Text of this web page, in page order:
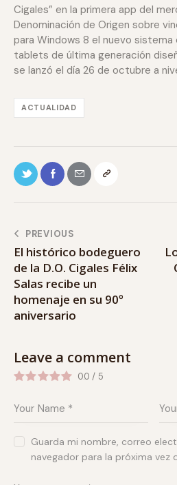
Cigales” en la primera app del
Denominación de Origen sobre
para Windows 8 el nuevo
tablets de última generación
se lanzó el día 26 de octubre a
ACTUALIDAD
PREVIOUS
El histórico bodeguero
de la D.O. Cigales Félix
Salas recibe un
homenaje en su 90º
aniversario
Leave a comment
0.0 / 5
Guarda mi nombre, correo
navegador para la próxima vez